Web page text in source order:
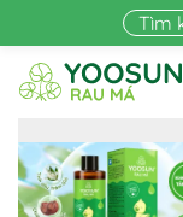
Skip to main content